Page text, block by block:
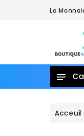
La
Acceuil